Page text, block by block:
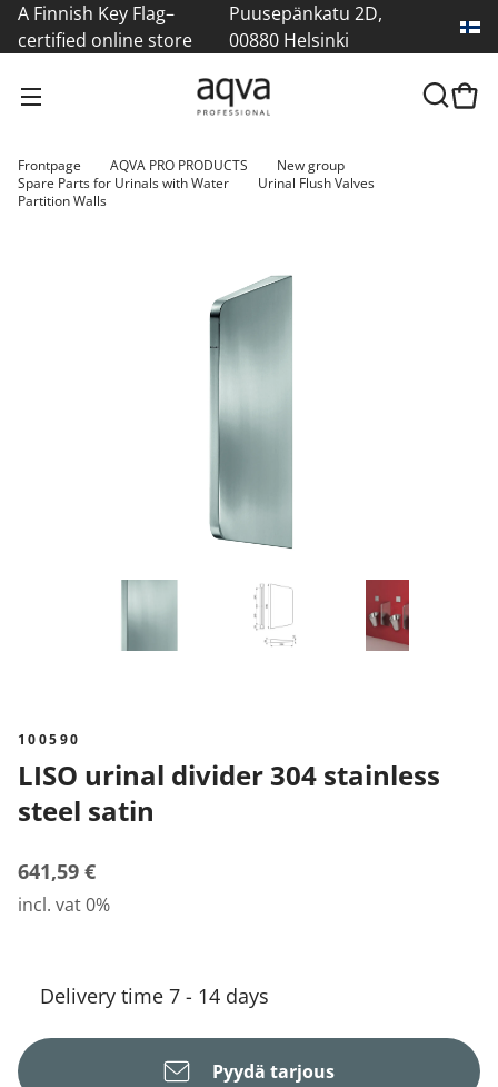
A Finnish Key Flag–
certified online store
Puusepänkatu 2D,
00880 Helsinki
Frontpage AQVA PRO PRODUCTS
New group
Spare Parts for Urinals with Water
Urinal Flush Valves
Partition Walls
100590
LISO urinal divider 304 stainless
steel satin
641,59 €
incl. vat 0%
Delivery time 7 - 14 days
Pyydä tarjous